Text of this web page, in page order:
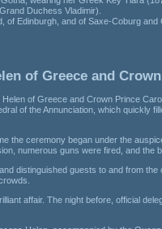
Duchess Vladimir).
of Edinburgh, and of Saxe-Coburg
of Greece and
of Greece and Crown Prince
of the Annunciation, which quickly
the ceremony began under the
numerous guns were fired, and the
distinguished guests to and from
affair. The night before, official